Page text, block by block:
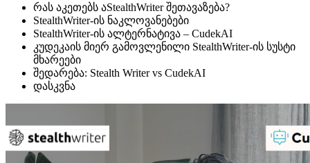
რას აკეთებს აStealthWriter შეთავაზება?
StealthWriter-ის ნაკლოვანებები
StealthWriter-ის ალტერნატივა – CudekAI
კუდეკაის მიერ გამოვლენილი StealthWriter-ის სუსტი
მხარეები
შედარება: Stealth Writer vs CudekAI
დასკვნა